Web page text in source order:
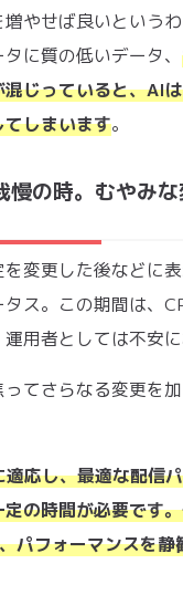
増やせば良いという
に質の低いデータ、
じっていると、AI
しまいます。
慢の時。むやみ
変更した後などに
ス。この期間は、
用者としては不安に
ってさらなる変更を
応し、最適な配信
の時間が必要です
パフォーマンスを静